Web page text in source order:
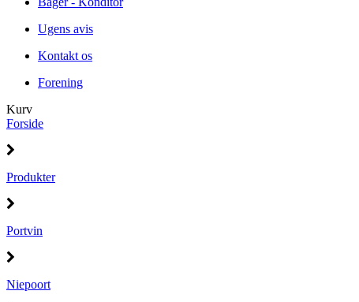
Ugens avis
Kontakt os
Forening
Kurv
Forside
Produkter
Portvin
Niepoort